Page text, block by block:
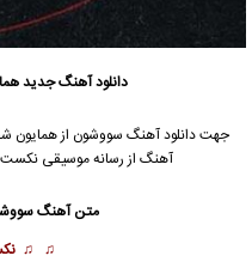
دانلود آهنگ جدید
جهت دانلود آهنگ سووشون ازهمایون
آهنگ از رسانه موسیقی نکست
متن آهنگ
♫ ♫